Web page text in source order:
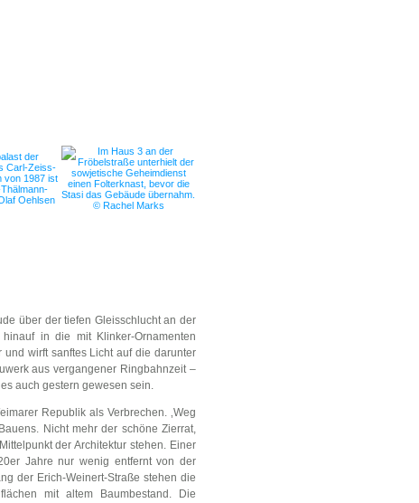
über der tiefen Gleisschlucht an der
in die mit Klinker-Ornamenten
wirft sanftes Licht auf die darunter
aus vergangener Ringbahnzeit –
auch gestern gewesen sein.
Republik als Verbrechen. ‚Weg
Nicht mehr der schöne Zierrat,
der Architektur stehen. Einer
Jahre nur wenig entfernt von der
der Erich-Weinert-Straße stehen die
mit altem Baumbestand. Die